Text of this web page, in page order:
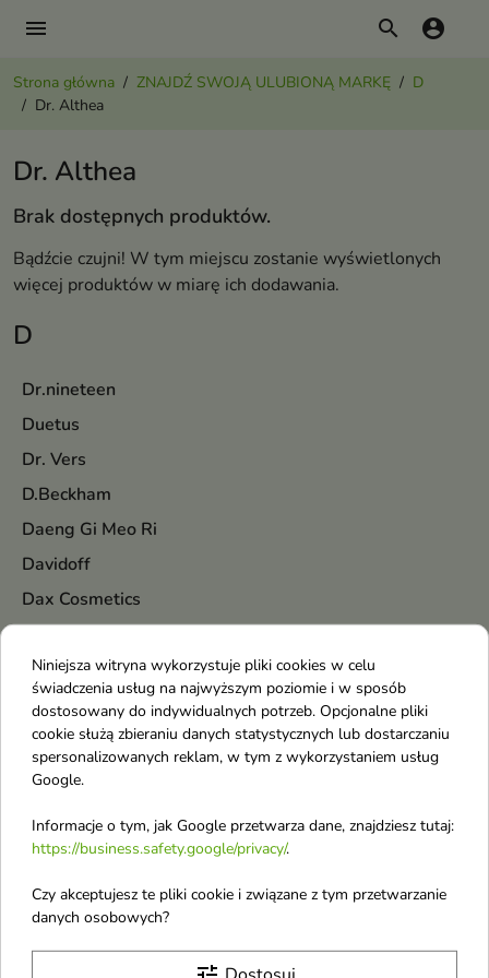
menu search account_circle
Strona główna ZNAJDŹ SWOJĄ ULUBIONĄ MARKĘ
D
Dr. Althea
D
Dr.nineteen
Duetus
Dr. Vers
D.Beckham
Daeng Gi Meo Ri
Davidoff
Dax Cosmetics
Dermena
Dermika
Diesel
Dior
Dolce & Gabbana
Dr. Althea
Dr. Hauschka
Dr. Althea
Brak dostępnych produktów.
Bądźcie czujni! W tym miejscu zostanie wyświetlonych
więcej produktów w miarę ich dodawania.
Niniejsza witryna wykorzystuje pliki cookies w celu
świadczenia usług na najwyższym poziomie i w sposób
dostosowany do indywidualnych potrzeb. Opcjonalne pliki
cookie służą zbieraniu danych statystycznych lub dostarczaniu
spersonalizowanych reklam, w tym z wykorzystaniem usług
Google.
Informacje o tym, jak Google przetwarza dane, znajdziesz tutaj:
https://business.safety.google/privacy/.
Czy akceptujesz te pliki cookie i związane z tym przetwarzanie
danych osobowych?